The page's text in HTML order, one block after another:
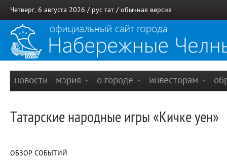
Четверг, 6 августа 2026 / рус тат / обычная версия
новости мэрия о городе инвесторам
Татарские народные игры «Кичке уен»
ОБЗОР СОБЫТИЙ